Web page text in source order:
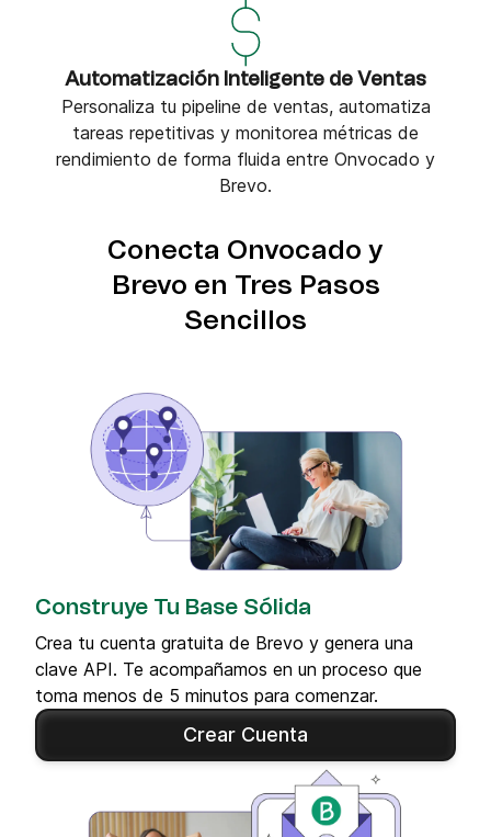
Automatización Inteligente de Ventas
Personaliza tu pipeline de ventas, automatiza
tareas repetitivas y monitorea métricas de
rendimiento de forma fluida entre Onvocado y
Brevo.
Conecta Onvocado y
Brevo en Tres Pasos
Sencillos
Construye Tu Base Sólida
Crea tu cuenta gratuita de Brevo y genera una
clave API. Te acompañamos en un proceso que
toma menos de 5 minutos para comenzar.
Crear Cuenta